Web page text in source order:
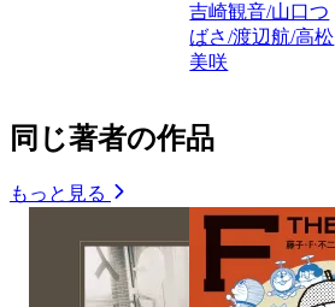
吉崎観音/山口つ
ばさ/渡辺航/高松
美咲
同じ著者の作品
もっと見る